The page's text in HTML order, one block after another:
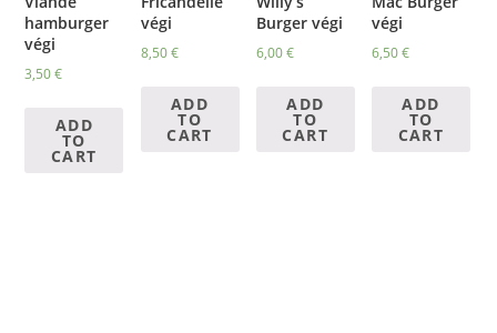
hamburger
végi
3,50€
ADD
TO
CART
végi
8,50€
ADD
TO
CART
Burger végi
6,00€
ADD
TO
CART
végi
6,50€
ADD
TO
CART